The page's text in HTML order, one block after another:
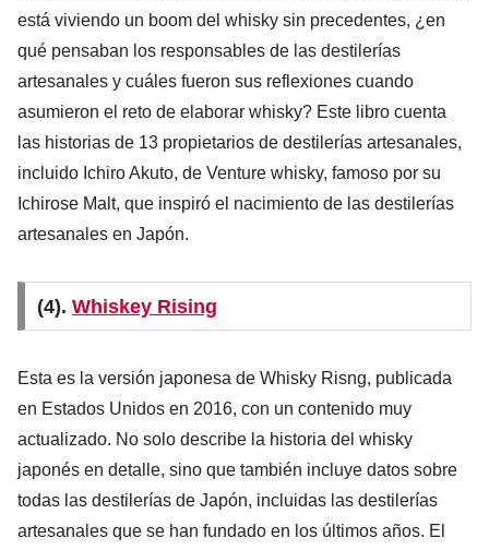
está viviendo un boom del whisky sin precedentes, ¿en
qué pensaban los responsables de las destilerías
artesanales y cuáles fueron sus reflexiones cuando
asumieron el reto de elaborar whisky? Este libro cuenta
las historias de 13 propietarios de destilerías artesanales,
incluido Ichiro Akuto, de Venture whisky, famoso por su
Ichirose Malt, que inspiró el nacimiento de las destilerías
artesanales en Japón.
(4). Whiskey Rising
Esta es la versión japonesa de Whisky Risng, publicada
en Estados Unidos en 2016, con un contenido muy
actualizado. No solo describe la historia del whisky
japonés en detalle, sino que también incluye datos sobre
todas las destilerías de Japón, incluidas las destilerías
artesanales que se han fundado en los últimos años. El